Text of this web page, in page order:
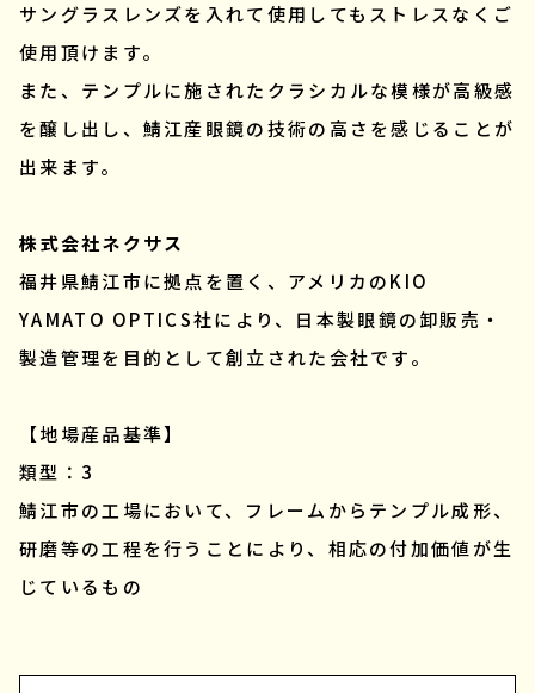
サングラスレンズを入れて使用してもストレスなくご
使用頂けます。
また、テンプルに施されたクラシカルな模様が高級感
を醸し出し、鯖江産眼鏡の技術の高さを感じることが
出来ます。
株式会社ネクサス
福井県鯖江市に拠点を置く、アメリカのKIO
YAMATO OPTICS社により、日本製眼鏡の卸販売・
製造管理を目的として創立された会社です。
【地場産品基準】
類型：3
鯖江市の工場において、フレームからテンプル成形、
研磨等の工程を行うことにより、相応の付加価値が生
じているもの